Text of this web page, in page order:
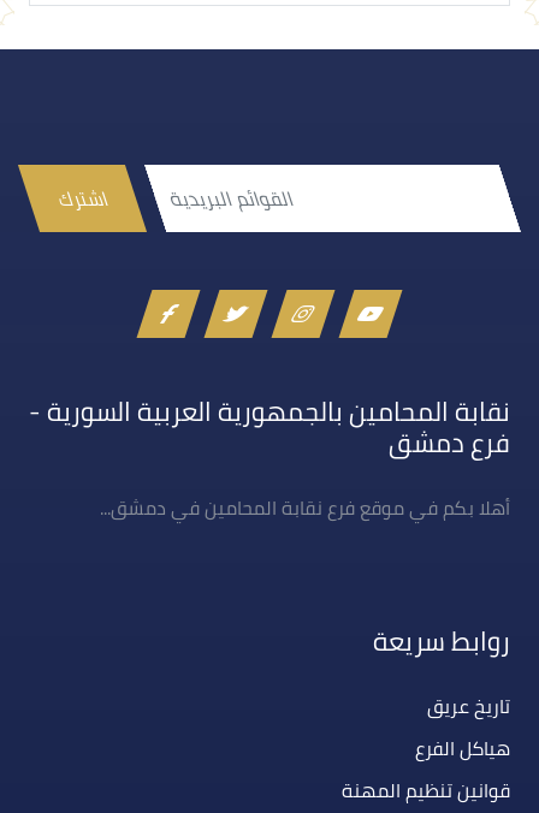
اشترك
نقابة المحامين بالجمهورية العربية السورية -
فرع دمشق
أهلا بكم في موقع فرع نقابة المحامين في دمشق...
روابط سريعة
تاريخ عريق
هياكل الفرع
قوانين تنظيم المهنة